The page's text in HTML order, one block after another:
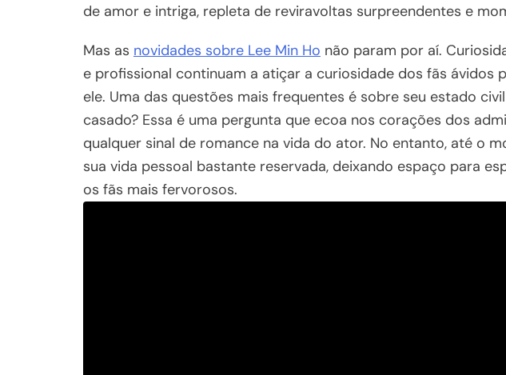
de amor e intriga, repleta de reviravoltas surpreendentes e
Mas as novidades sobre Lee Min Ho não param por aí.
e profissional continuam a atiçar a curiosidade dos fãs ávidos
ele. Uma das questões mais frequentes é sobre seu estado
casado? Essa é uma pergunta que ecoa nos corações dos
qualquer sinal de romance na vida do ator. No entanto, até o
sua vida pessoal bastante reservada, deixando espaço para
os fãs mais fervorosos.